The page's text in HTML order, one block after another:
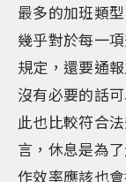
最多的加班類
幾乎對於每一
規定，還要通
沒有必要的話
此也比較符合
言，休息是為
作效率應該也